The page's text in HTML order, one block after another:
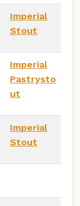
Imperial
Stout
Imperial
Pastrysto
ut
Imperial
Stout